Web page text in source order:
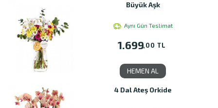
Büyük Aşk
Aynı Gün Teslimat
1.699,00 TL
HEMEN AL
4 Dal Ateş Orkide